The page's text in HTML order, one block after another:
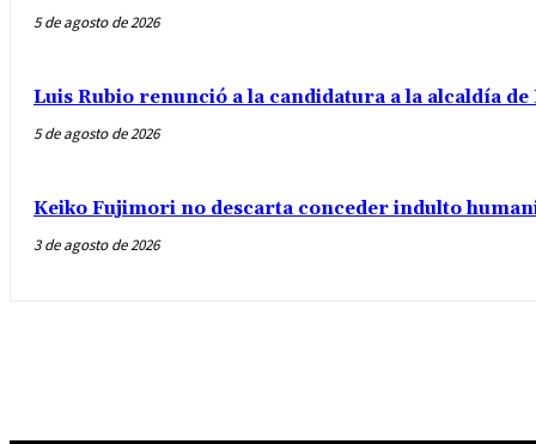
5 de agosto de 2026
Luis Rubio renunció a la candidatura a la alcaldía
5 de agosto de 2026
Keiko Fujimori no descarta conceder indulto
3 de agosto de 2026